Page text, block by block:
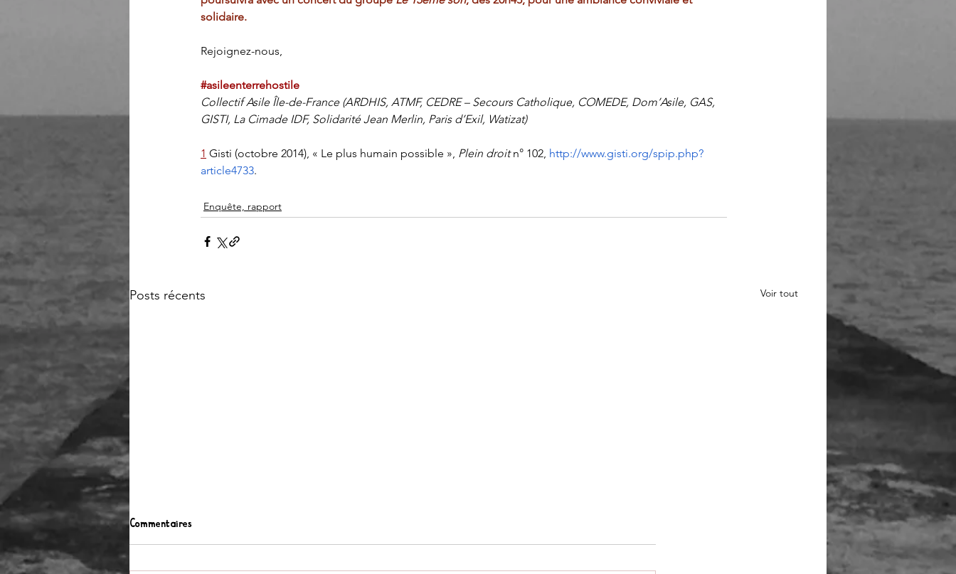
solidaire.
Rejoignez-nous,
#asileenterrehostile
Collectif Asile Île-de-France (ARDHIS, ATMF, CEDRE – Secours Catholique, COMEDE, Dom’Asile, GAS,
GISTI, La Cimade IDF, Solidarité Jean Merlin, Paris d’Exil, Watizat)
1 Gisti (octobre 2014), « Le plus humain possible », Plein droit n° 102, http://www.gisti.org/spip.php?
article4733.
Enquête, rapport
Posts récents Voir tout
Commentaires